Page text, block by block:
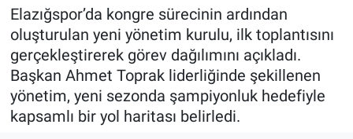
Elazığspor’da kongre sürecinin ardından
oluşturulan yeni yönetim kurulu, ilk toplantısını
gerçekleştirerek görev dağılımını açıkladı.
Başkan Ahmet Toprak liderliğinde şekillenen
yönetim, yeni sezonda şampiyonluk hedefiyle
kapsamlı bir yol haritası belirledi.
Sağlıklı Yaşam
Siyaset
Spor